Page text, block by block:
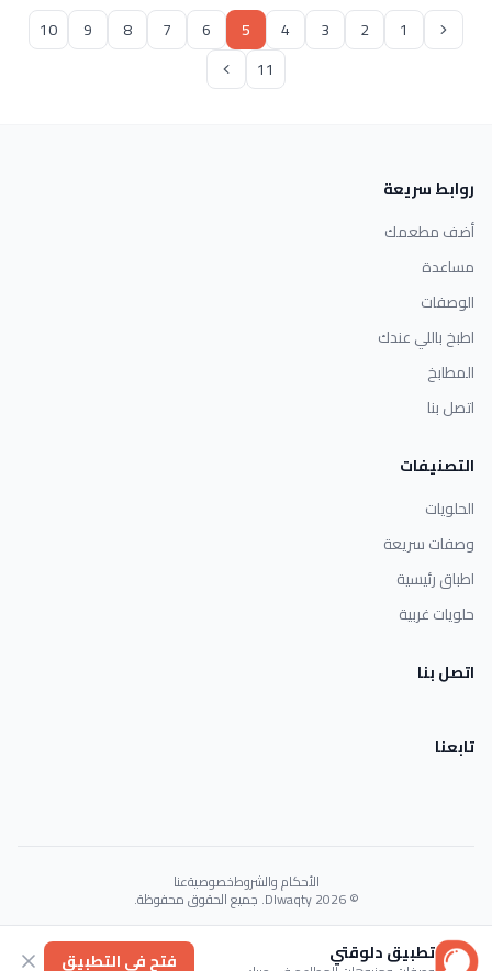
1
2
3
4
5
6
7
8
9
10
11
روابط سريعة
أضف مطعمك
مساعدة
الوصفات
اطبخ باللي عندك
المطابخ
اتصل بنا
التصنيفات
الحلويات
وصفات سريعة
اطباق رئيسية
حلويات غربية
اتصل بنا
تابعنا
الأحكام والشروطخصوصيةعنا
© 2026 Dlwaqty. جميع الحقوق محفوظة.
Powered byGAIT
تطبيق دلوقتي فتح في التطبيق